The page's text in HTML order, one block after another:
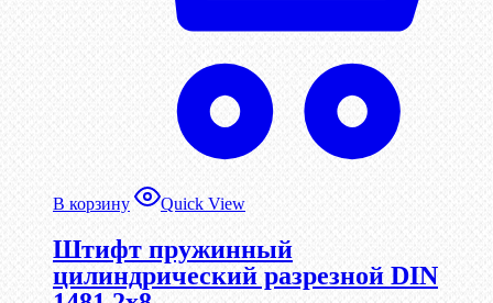
В корзину Quick View
Штифт пружинный
цилиндрический разрезной DIN